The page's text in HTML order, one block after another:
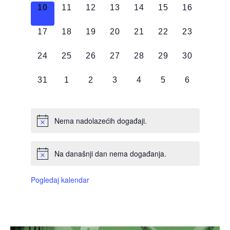
0
10
0
11
0
12
0
13
0
14
0
15
0
16
0
17
0
18
0
19
0
20
0
21
0
22
0
23
0
24
0
25
0
26
0
27
0
28
0
29
0
30
0
31
0
1
0
2
0
3
0
4
0
5
0
6
Nema nadolazećih događaji.
Na današnji dan nema događanja.
Pogledaj kalendar